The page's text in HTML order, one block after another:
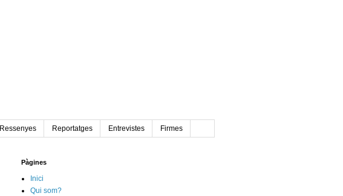
Ressenyes Reportatges Entrevistes Firmes
Pàgines
Inici
Qui som?